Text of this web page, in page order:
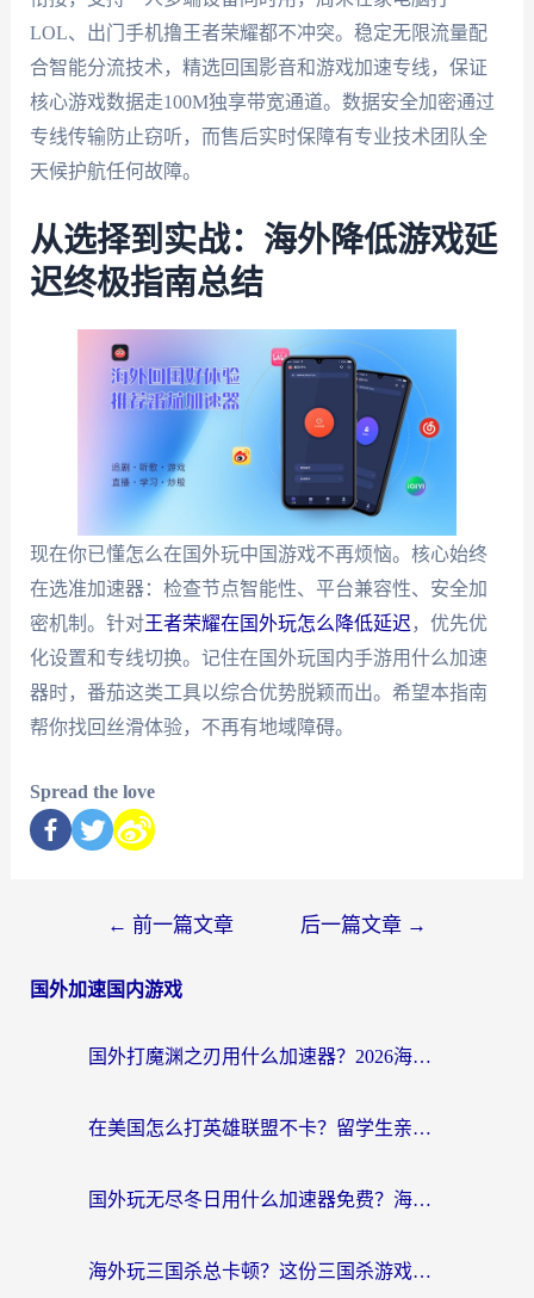
LOL、出门手机撸王者荣耀都不冲突。稳定无限流量配
合智能分流技术，精选回国影音和游戏加速专线，保证
核心游戏数据走100M独享带宽通道。数据安全加密通过
专线传输防止窃听，而售后实时保障有专业技术团队全
天候护航任何故障。
从选择到实战：海外降低游戏延
迟终极指南总结
现在你已懂怎么在国外玩中国游戏不再烦恼。核心始终
在选准加速器：检查节点智能性、平台兼容性、安全加
密机制。针对王者荣耀在国外玩怎么降低延迟 ，优先优
化设置和专线切换。记住在国外玩国内手游用什么加速
器时，番茄这类工具以综合优势脱颖而出。希望本指南
帮你找回丝滑体验，不再有地域障碍。
Spread the love
← 前一篇文章 后一篇文章 →
国外加速国内游戏
国外打魔渊之刃用什么加速器？2026海外玩家国服游戏加速全攻略（附闪耀暖暖&复苏的魔女避坑指南）
在美国怎么打英雄联盟不卡？留学生亲测的国服游戏加速全攻略
国外玩无尽冬日用什么加速器免费？海外党国服游戏加速避坑指南
海外玩三国杀总卡顿？这份三国杀游戏加速器指南帮你告别延迟烦恼